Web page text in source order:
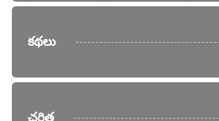
కథలు
చరిత్ర